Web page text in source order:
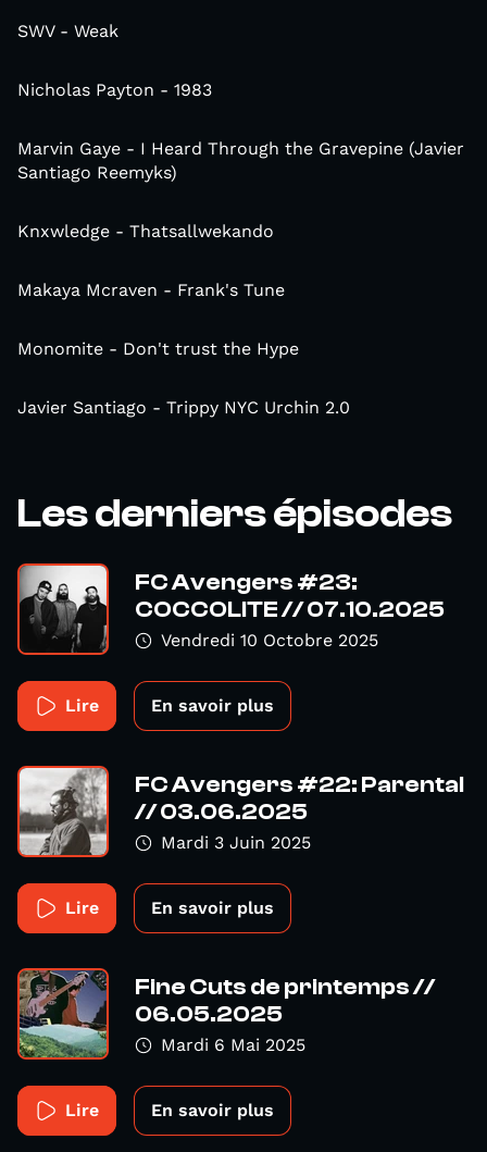
SWV - Weak
Nicholas Payton - 1983
Marvin Gaye - I Heard Through the Gravepine (Javier
Santiago Reemyks)
Knxwledge - Thatsallwekando
Makaya Mcraven - Frank's Tune
Monomite - Don't trust the Hype
Javier Santiago - Trippy NYC Urchin 2.0
Les derniers épisodes
FC Avengers #23:
COCCOLITE // 07.10.2025
Vendredi 10 Octobre 2025
Lire En savoir plus
FC Avengers #22: Parental
// 03.06.2025
Mardi 3 Juin 2025
Lire En savoir plus
Fine Cuts de printemps //
06.05.2025
Mardi 6 Mai 2025
Lire En savoir plus